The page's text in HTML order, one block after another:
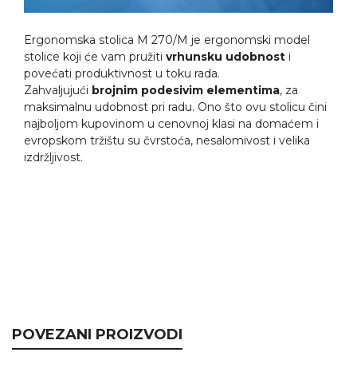
Ergonomska stolica M 270/M je ergonomski model
stolice koji će vam pružiti vrhunsku udobnost i
povećati produktivnost u toku rada.
Zahvaljujući brojnim podesivim elementima, za
maksimalnu udobnost pri radu. Ono što ovu stolicu čini
najboljom kupovinom u cenovnoj klasi na domaćem i
evropskom tržištu su čvrstoća, nesalomivost i velika
izdržljivost.
POVEZANI PROIZVODI